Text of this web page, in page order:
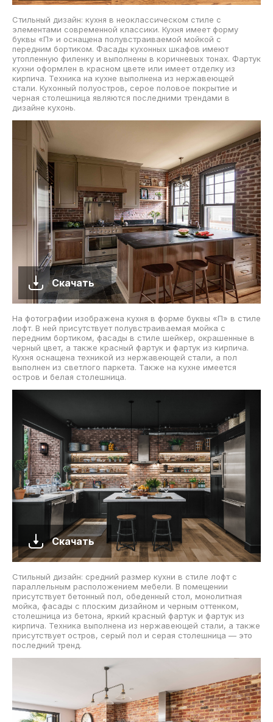
Стильный дизайн: кухня в неоклассическом стиле с
элементами современной классики. Кухня имеет форму
буквы «П» и оснащена полувстраиваемой мойкой с
передним бортиком. Фасады кухонных шкафов имеют
утопленную филенку и выполнены в коричневых тонах. Фартук
кухни оформлен в красном цвете или имеет отделку из
кирпича. Техника на кухне выполнена из нержавеющей
стали. Кухонный полуостров, серое половое покрытие и
черная столешница являются последними трендами в
дизайне кухонь.
Скачать
На фотографии изображена кухня в форме буквы «П» в стиле
лофт. В ней присутствует полувстраиваемая мойка с
передним бортиком, фасады в стиле шейкер, окрашенные в
черный цвет, а также красный фартук и фартук из кирпича.
Кухня оснащена техникой из нержавеющей стали, а пол
выполнен из светлого паркета. Также на кухне имеется
остров и белая столешница.
Скачать
Стильный дизайн: средний размер кухни в стиле лофт с
параллельным расположением мебели. В помещении
присутствует бетонный пол, обеденный стол, монолитная
мойка, фасады с плоским дизайном и черным оттенком,
столешница из бетона, яркий красный фартук и фартук из
кирпича. Техника выполнена из нержавеющей стали, а также
присутствует остров, серый пол и серая столешница — это
последний тренд.